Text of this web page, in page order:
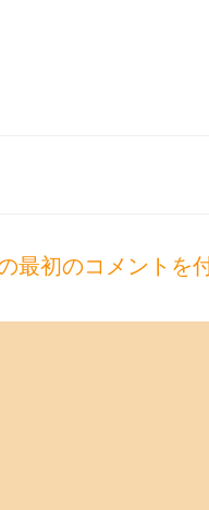
最初のコメントを